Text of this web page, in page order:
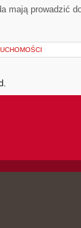
mają prowadzić